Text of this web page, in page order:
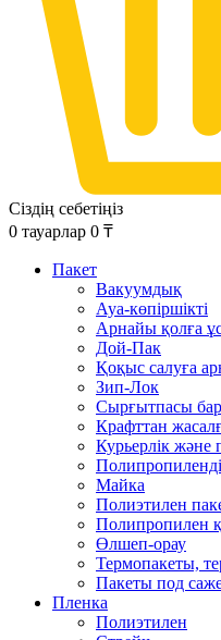
Сіздің себетіңіз
0 тауарлар 0 ₸
Пакет
Вакуумдық
Ауа-көпіршікті
Арнайы қолға
Дой-Пак
Қоқыс салуға
Зип-Лок
Сырғытпасы
Крафттан
Курьерлік және
Майка
Полиэтилен
Полипропилен
Өлшеп-орау
Термопакеты,
Пакеты под
Пленка
Полиэтилен